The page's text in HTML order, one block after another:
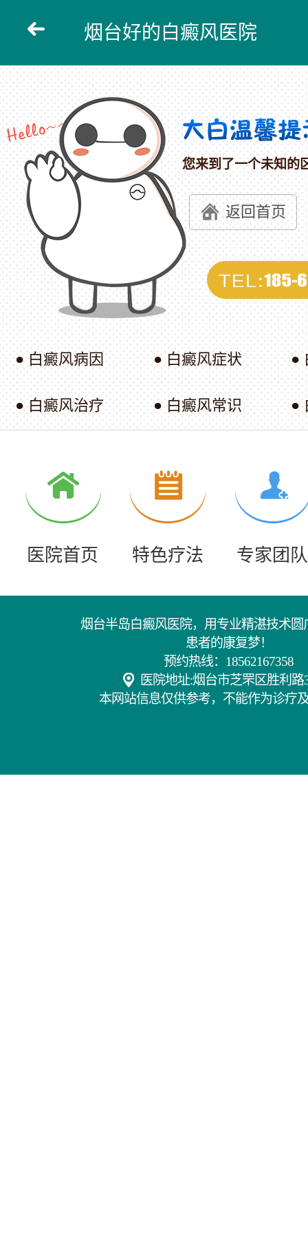
烟台好的白癜风医院
您来到了一个未知的
返回首页
● 白癜风病因 ● 白癜风症状 ●
● 白癜风治疗 ● 白癜风常识 ●
医院首页 特色疗法 专家团队
烟台半岛白癜风医院，用专业精湛技术圆
患者的康复梦！
预约热线：18562167358
医院地址:烟台市芝罘区胜利路
本网站信息仅供参考，不能作为诊疗